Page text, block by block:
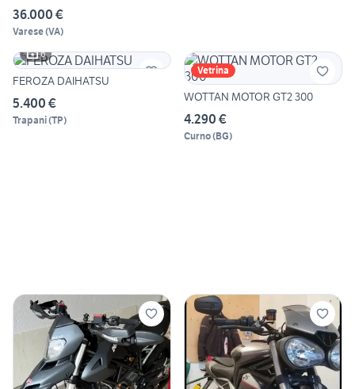
36.000 €
Varese(VA)
6
FEROZA DAIHATSU
5.400 €
Trapani(TP)
Vetrina
WOTTAN MOTOR GT2 300
4.290 €
Curno(BG)